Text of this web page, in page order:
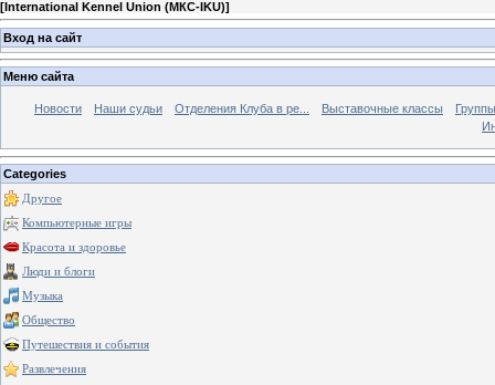
[International Kennel Union (МКС-IKU)]
Вход на сайт
Меню сайта
Новости Наши судьи Отделения Клуба в ре... Выставочные классы
Categories
Другое
Компьютерные игры
Красота и здоровье
Люди и блоги
Музыка
Общество
Путешествия и события
Развлечения